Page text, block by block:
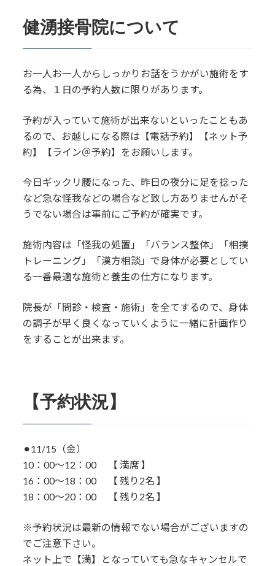
健湧接骨院について
お一人お一人からしっかりお話をうかがい施術をす
る為、１日の予約人数に限りがあります。
予約が入っていて施術が出来ないといったこともあ
るので、お越しになる際は【電話予約】【ネット予
約】【ライン＠予約】をお願いします。
今日ギックリ腰になった、昨日の夜分に足を捻った
など急な怪我などの場合など致し方ありませんがそ
うでない場合は事前にご予約が確実です。
施術内容は「怪我の処置」「バランス整体」「相撲
トレーニング」「漢方相談」で身体が必要としてい
る一番最適な施術と養生の仕方になります。
院長が「問診・検査・施術」を全てするので、身体
の調子が早く良くなっていくように一緒に計画作り
をすることが出来ます。
【予約状況】
⚫︎11/15（金）
10：00〜12：00 【 満席 】
16：00～18：00 【 残り2名 】
18：00～20：00 【 残り2名 】
※予約状況は最新の情報でない場合がございますの
でご注意下さい。
ネット上で【満】となっていても急なキャンセルで